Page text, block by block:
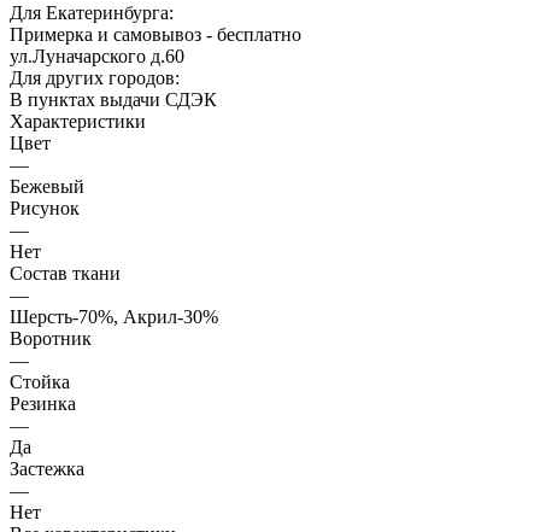
Для Екатеринбурга:
Примерка и самовывоз - бесплатно
ул.Луначарского д.60
Для других городов:
В пунктах выдачи СДЭК
Характеристики
Цвет
—
Бежевый
Рисунок
—
Нет
Состав ткани
—
Шерсть-70%, Акрил-30%
Воротник
—
Стойка
Резинка
—
Да
Застежка
—
Нет